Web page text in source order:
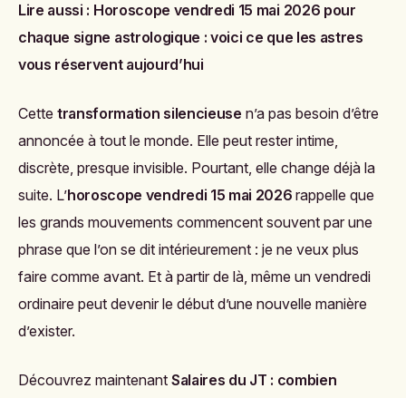
Lire aussi : Horoscope vendredi 15 mai 2026 pour
chaque signe astrologique : voici ce que les astres
vous réservent aujourd’hui
Cette transformation silencieuse n’a pas besoin d’être
annoncée à tout le monde. Elle peut rester intime,
discrète, presque invisible. Pourtant, elle change déjà la
suite. L’horoscope vendredi 15 mai 2026 rappelle que
les grands mouvements commencent souvent par une
phrase que l’on se dit intérieurement : je ne veux plus
faire comme avant. Et à partir de là, même un vendredi
ordinaire peut devenir le début d’une nouvelle manière
d’exister.
Découvrez maintenant Salaires du JT : combien